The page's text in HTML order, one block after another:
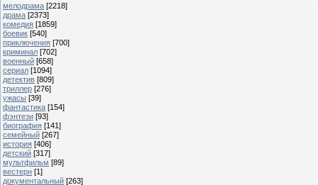
мелодрама [2218]
драма [2373]
комедия [1859]
боевик [540]
приключения [700]
криминал [702]
военный [658]
сериал [1094]
детектив [809]
триллер [276]
ужасы [39]
фантастика [154]
фэнтези [93]
биография [141]
семейный [267]
история [406]
детский [317]
мультфильм [89]
вестерн [1]
документальный [263]